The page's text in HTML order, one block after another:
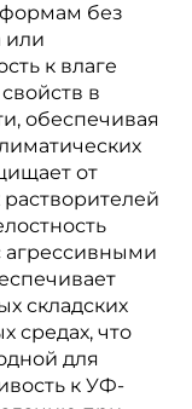
без
или
к влаге
в
обеспечивая
от
агрессивными
складских
средах, что
для
к УФ-